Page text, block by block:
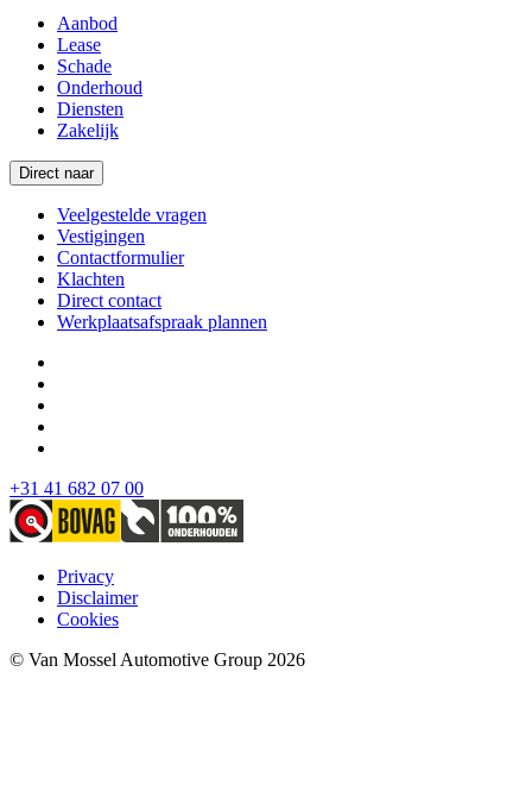
Aanbod
Lease
Schade
Onderhoud
Diensten
Zakelijk
Direct naar
Veelgestelde vragen
Vestigingen
Contactformulier
Klachten
Direct contact
Werkplaatsafspraak plannen
+31 41 682 07 00
Privacy
Disclaimer
Cookies
© Van Mossel Automotive Group 2026